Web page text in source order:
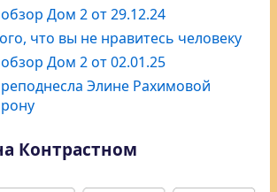
Дом 2 от 29.12.24
что вы не нравитесь человеку
Дом 2 от 02.01.25
Элине Рахимовой
Контрастном